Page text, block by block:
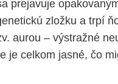
prejavuje
zložku a trpí
aurou – výstražné
je celkom jasné, čo